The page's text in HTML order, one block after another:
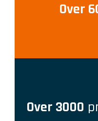
Over
Over 3000